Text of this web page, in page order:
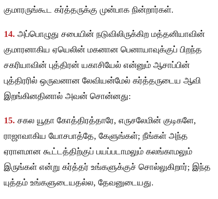
குமாரருங்கூட கர்த்தருக்கு முன்பாக நின்றார்கள்.
14. அப்பொழுது சபையின் நடுவிலிருக்கிற மத்தனியாவின்
குமாரனாகிய ஏயெலின் மகனான பெனாயாவுக்குப் பிறந்த
சகரியாவின் புத்திரன் யகாசியேல் என்னும் ஆசாப்பின்
புத்திரரில் ஒருவனான லேவியன்மேல் கர்த்தருடைய ஆவி
இறங்கினதினால் அவன் சொன்னது:
15. சகல யூதா கோத்திரத்தாரே, எருசலேமின் குடிகளே,
ராஜாவாகிய யோசபாத்தே, கேளுங்கள்; நீங்கள் அந்த
ஏராளமான கூட்டத்திற்குப் பயப்படாமலும் கலங்காமலும்
இருங்கள் என்று கர்த்தர் உங்களுக்குச் சொல்லுகிறார்; இந்த
யுத்தம் உங்களுடையதல்ல, தேவனுடையது.